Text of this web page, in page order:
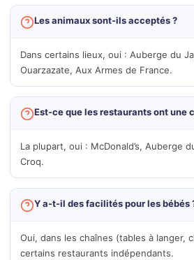
Les animaux sont-ils acceptés ?
Dans certains lieux, oui : Auberge du
Ouarzazate, Aux Armes de France.
Est-ce que les restaurants ont une
La plupart, oui : McDonald’s, Auberge
Croq.
Y a-t-il des facilités pour les bébés
Oui, dans les chaînes (tables à langer,
certains restaurants indépendants.